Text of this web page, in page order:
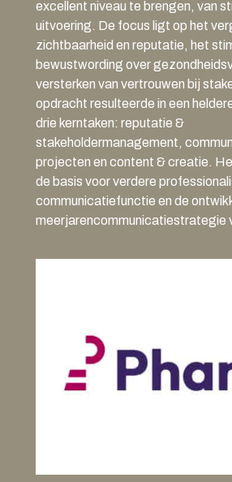
excellent niveau te brengen, van
uitvoering. De focus ligt op het
zichtbaarheid en reputatie, het
bewustwording over
versterken van vertrouwen bij
opdracht resulteerde in een
drie kerntaken: reputatie &
stakeholdermanagement,
projecten en content & creatie.
de basis voor verdere
communicatiefunctie en de
meerjarencommunicatiestrategie